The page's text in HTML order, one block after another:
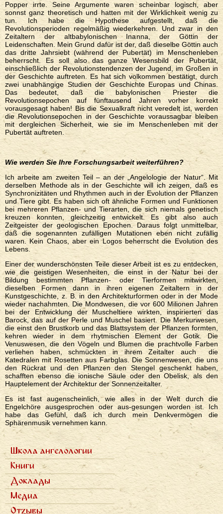
Popper irrte. Seine Argumente waren scheinbar logisch, aber
sonnst ganz theoretisch und hatten mit der Wirklichkeit wenig zu
tun. Ich habe die Hypothese aufgestellt, daß die
Revolutionsperioden regelmäßig wiederkehren. Und zwar in den
Zeitaltern der altbabylonischen Inanna, der Göttin der
Leidenschaften. Mein Grund dafür ist der, daß dieselbe Göttin auch
das dritte Jahrsiebt (während der Pubertät) im Menschenleben
beherrscht. Es soll also das ganze Wesensbild der Pubertät,
einschließlich der Revolutionstendenzen der Jugend, im Großen in
der Geschichte auftreten. Es hat sich volkommen bestätigt, durch
zwei unabhängige Studien der Geschichte Europas und Chinas.
Das bedeutet, daß die babylonischen Priester die
Revolutionsepochen auf fünftausend Jahren vorher korrekt
vorausgesagt haben! Bis die Sexualkraft nicht veredelt ist, werden
die Revolutionsepochen in der Geschichte voraussagbar bleiben
mit dergleichen Sicherheit, wie sie im Menschenleben mit der
Pubertät auftreten.
Wie werden Sie Ihre Forschungsarbeit weiterführen?
Ich arbeite am zweiten Teil – an der „Angelologie der Natur“. Mit
derselben Methode als in der Geschichte will ich zeigen, daß es
Synchronizitäten und Rhythmen auch in der Evolution der Pflanzen
und Tiere gibt. Es haben sich oft ähnliche Formen und Funktionen
bei mehreren Pflanzen- und Tierarten, die sich niemals genetisch
kreuzen konnten, gleichzeitig entwickelt. Es gibt also auch
Zeitgeister der geologischen Epochen. Daraus folgt unmittelbar,
daß die sogenannten zufälligen Mutationen eben nicht zufällig
waren. Kein Chaos, aber ein Logos beherrscht die Evolution des
Lebens.
Einer der wunderschönsten Teile dieser Arbeit ist es zu entdecken,
wie die geistigen Wesenheiten, die einst in der Natur bei der
Bildung bestimmten Pflanzen- oder Tierformen mitwirkten,
dieselben Formen dann in ihren eigenen Zeitaltern in der
Kunstgeschichte, z. B. in den Architekturformen oder in der Mode
wieder nachahmten. Die Mondwesen, die vor 600 Milionen Jahren
bei der Entwicklung der Muscheltiere wirkten, inspirierten das
Barock, das auf der Perle und Muschel basiert. Die Merkurwesen,
die einst den Brustkorb und das Blattsystem der Pflanzen formten,
kehren wieder in dem rhytmischen Element der Gotik. Die
Venuswesen, die den Vögeln und Blumen die prachtvolle Farben
verliehen haben, schmückten in ihrem Zeitalter auch die
Katedralen mit Rosetten aus Farbglas. Die Sonnenwesen, die uns
den Rückrat und den Pflanzen den Stengel geschenkt haben,
schafften ebenso die ionische Säule oder den Obelisk, als den
Hauptelement der Architektur der Sonnenzeitalter.
Es ist fast augenscheinlich, wie alles in der Welt durch die
Engelchöre ausgesprochen oder aus-gesungen worden ist. Ich
habe das Gefühl, daß ich durch mein Denkvermögen die
Sphärenmusik vernehmen kann.
Primárne
odkazy
ru
Школа ангелологии
Семь ступеней
Фотогалерея
Книги
Семь архангелов
Доклады
Записи докладов
Медиа
Научные статьи
Отзывы